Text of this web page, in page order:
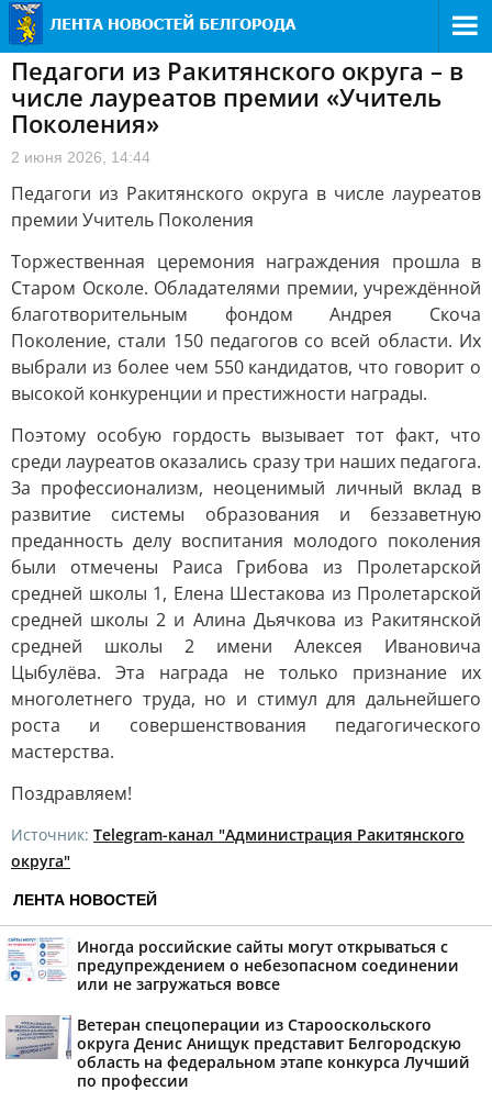
Педагоги из Ракитянского округа – в
числе лауреатов премии «Учитель
Поколения»
2 июня 2026, 14:44
Педагоги из Ракитянского округа в числе лауреатов
премии Учитель Поколения
Торжественная церемония награждения прошла в
Старом Осколе. Обладателями премии, учреждённой
благотворительным фондом Андрея Скоча
Поколение, стали 150 педагогов со всей области. Их
выбрали из более чем 550 кандидатов, что говорит о
высокой конкуренции и престижности награды.
Поэтому особую гордость вызывает тот факт, что
среди лауреатов оказались сразу три наших педагога.
За профессионализм, неоценимый личный вклад в
развитие системы образования и беззаветную
преданность делу воспитания молодого поколения
были отмечены Раиса Грибова из Пролетарской
средней школы 1, Елена Шестакова из Пролетарской
средней школы 2 и Алина Дьячкова из Ракитянской
средней школы 2 имени Алексея Ивановича
Цыбулёва. Эта награда не только признание их
многолетнего труда, но и стимул для дальнейшего
роста и совершенствования педагогического
мастерства.
Поздравляем!
Источник: Telegram-канал "Администрация Ракитянского
округа"
ЛЕНТА НОВОСТЕЙ
Иногда российские сайты могут открываться с
предупреждением о небезопасном соединении
или не загружаться вовсе
Ветеран спецоперации из Старооскольского
округа Денис Анищук представит Белгородскую
область на федеральном этапе конкурса Лучший
по профессии